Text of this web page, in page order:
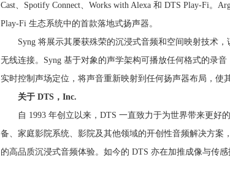
Cast、Spotify Connect、Works with Alexa 和 DTS Play-Fi。
Play-Fi 生态系统中的首款落地式扬声器。
Syng 将展示其屡获殊荣的沉浸式音频和空间映射技术，
无线连接。Syng 基于对象的声学架构可播放任何格式的录
实时控制声场定位，将声音重新映射到任何扬声器布局，使
关于 DTS，Inc.
自 1993 年创立以来，DTS 一直致力于为世界带来更好
备、家庭影院系统、影院及其他领域的开创性音频解决方案
的高品质沉浸式音频体验。如今的 DTS 亦在加推成像与传感